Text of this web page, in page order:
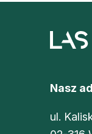
Nasz
ul.